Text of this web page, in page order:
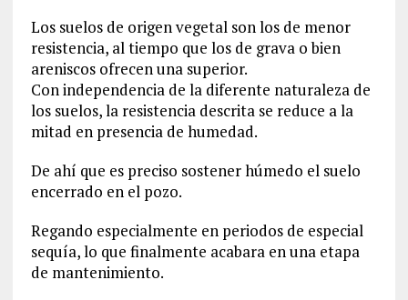
Los suelos de origen vegetal son los de menor
resistencia, al tiempo que los de grava o bien
areniscos ofrecen una superior.
Con independencia de la diferente naturaleza de
los suelos, la resistencia descrita se reduce a la
mitad en presencia de humedad.
De ahí que es preciso sostener húmedo el suelo
encerrado en el pozo.
Regando especialmente en periodos de especial
sequía, lo que finalmente acabara en una etapa
de mantenimiento.